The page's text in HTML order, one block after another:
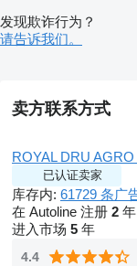
发现欺诈行为？
请告诉我们。
卖方联系方式
ROYAL DRU AGRO
已认证卖家
库存内: 61729 条广
在 Autoline 注册 2 年
进入市场 5 年
4.4